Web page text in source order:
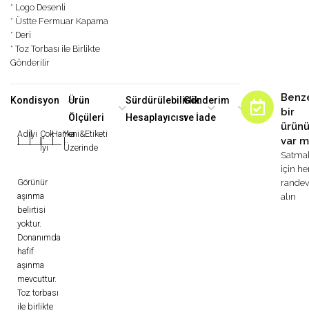
* Logo Desenli
* Üstte Fermuar Kapama
* Deri
* Toz Torbası ile Birlikte
Gönderilir
Kondisyon
Adilİyi
|
Çok
İyi
Harika
|
Yeni&Etiketi
Üzerinde
Görünür
aşınma
belirtisi
yoktur.
Donanımda
hafif
aşınma
mevcuttur.
Toz torbası
ile birlikte
Ürün
Ölçüleri
Sürdürülebilirlik
Hesaplayıcısı
Gönderim
ve İade
bir
var
için
alın